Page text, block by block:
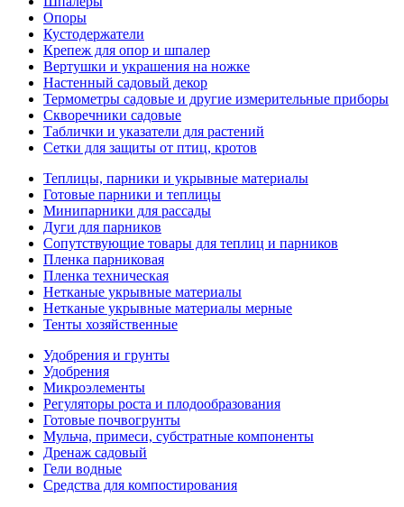
Опоры
Кустодержатели
Крепеж для опор и шпалер
Вертушки и украшения на ножке
Настенный садовый декор
Термометры садовые и другие измерительные приборы
Скворечники садовые
Таблички и указатели для растений
Сетки для защиты от птиц, кротов
Теплицы, парники и укрывные материалы
Готовые парники и теплицы
Минипарники для рассады
Дуги для парников
Сопутствующие товары для теплиц и парников
Пленка парниковая
Пленка техническая
Нетканые укрывные материалы
Нетканые укрывные материалы мерные
Тенты хозяйственные
Удобрения и грунты
Удобрения
Микроэлементы
Регуляторы роста и плодообразования
Готовые почвогрунты
Мульча, примеси, субстратные компоненты
Дренаж садовый
Гели водные
Средства для компостирования